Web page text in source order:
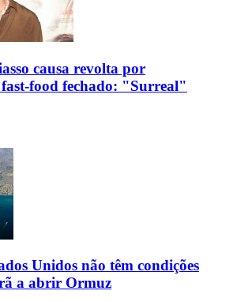
causa revolta por
food fechado: "Surreal"
Unidos não têm condições
a abrir Ormuz